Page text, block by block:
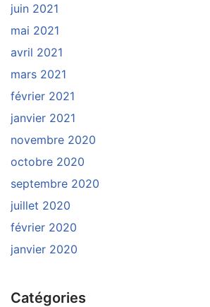
juin 2021
mai 2021
avril 2021
mars 2021
février 2021
janvier 2021
novembre 2020
octobre 2020
septembre 2020
juillet 2020
février 2020
janvier 2020
Catégories